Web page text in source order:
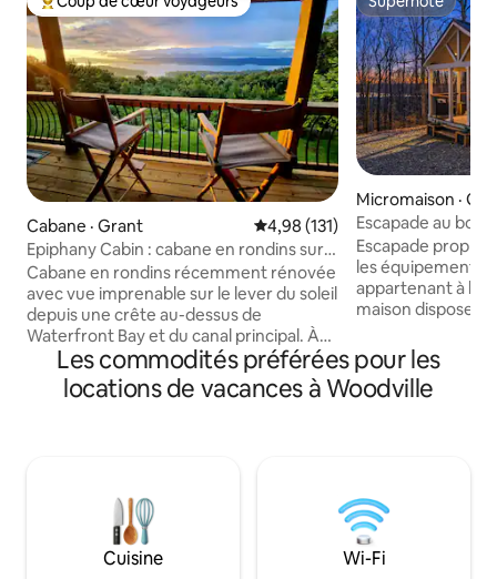
Coup de cœur voyageurs parmi les plus aimés
Cabane · Grant Note moyenne de 4,98 sur 5,
4,98 (131)
Epiphany Cabin : cabane en rondins sur
le lac Guntersville
Cabane en rondins récemment rénovée
avec vue imprenable sur le lever du soleil
depuis une crête au-dessus de
Waterfront Bay et du canal principal. À
mi-chemin entre Guntersville et
Scottsboro. À seulement 1,5 miles de la
rampe de mise à l'eau et du magasin à
patio avec foyer, barbecues au gaz et au
charbon de bois, jeu de sacs, fléchettes,
deux jacuzzis, cinq kayaks, un canoë
avec équipement et une remorque. Les
Superhôte
Micromaison ·
Escapade au
de mise à l'eau
Escapade propre
les équipements
appartenant à
maison dispose
linge/sèche-linge,
d'une chambre
d'un loft avec un
porche et vous
en voiture pour
Waterfront. Le
grottes de la
Les commodités préférées pour les
locations de vacances à Woodville
Cuisine Wi-Fi